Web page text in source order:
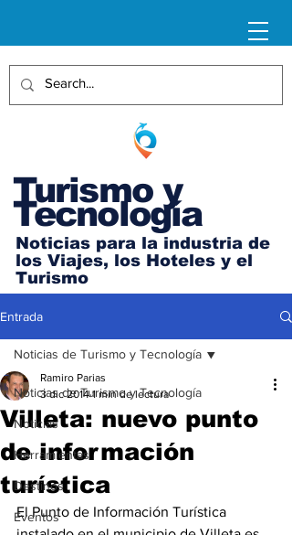
Turismo y
Tecnología
Noticias para la industria de
los Viajes, los Hoteles y el
Turismo
Entrada
Noticias de Turismo y Tecnología
Noticias
Herramientas
Destinos
Eventos
Noticias de Turismo y Tecnología
Villeta: nuevo punto
de información
turística
Ramiro Parias
3 dic 2014 1 min de lectura
El Punto de Información Turística